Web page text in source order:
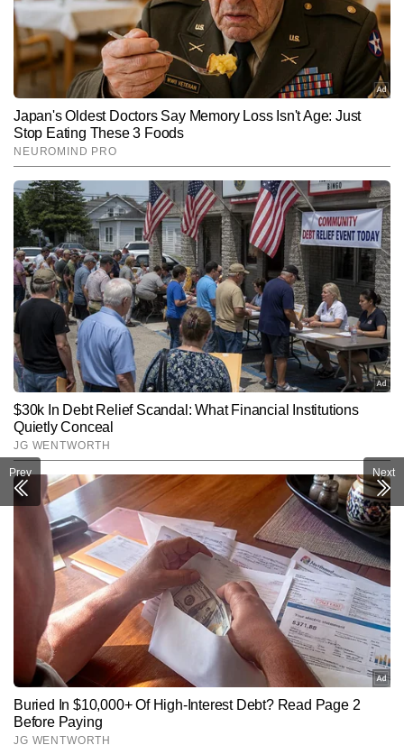
Prev Next